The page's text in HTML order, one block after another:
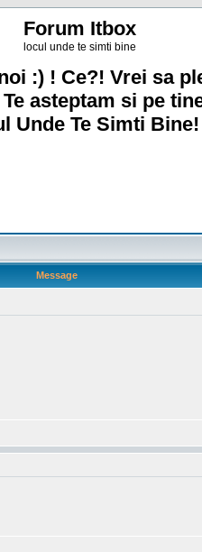
Forum Itbox
locul unde te simti bine
:) ! Ce?! Vrei sa
asteptam si pe
Unde Te Simti Bine!
Message